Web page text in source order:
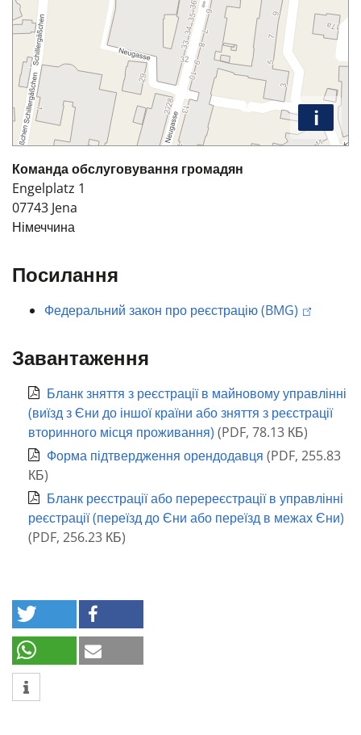
i
Команда обслуговування громадян
Engelplatz 1
07743 Jena
Німеччина
Посилання
Федеральний закон про реєстрацію (BMG)
Завантаження
Бланк зняття з реєстрації в майновому управлінні
(виїзд з Єни до іншої країни або зняття з реєстрації
вторинного місця проживання) (PDF, 78.13 КБ)
Форма підтвердження орендодавця (PDF, 255.83
КБ)
Бланк реєстрації або перереєстрації в управлінні
реєстрації (переїзд до Єни або переїзд в межах Єни)
(PDF, 256.23 КБ)